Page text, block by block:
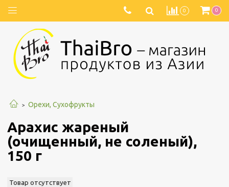
0 0
Орехи, Сухофрукты
Арахис жареный
(очищенный, не соленый),
150 г
Товар отсутствует